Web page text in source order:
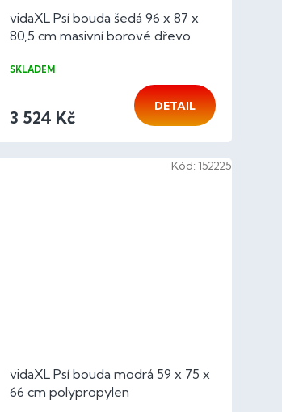
vidaXL Psí bouda šedá 96 x 87 x
80,5 cm masivní borové dřevo
SKLADEM
3 524 Kč
DETAIL
vidaXL Psí bouda modrá 59 x 75 x
66 cm polypropylen
Kód: 152225